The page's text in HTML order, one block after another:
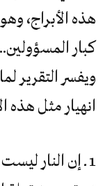
هذه الأبراج،
كبار المسؤولين..
ويفسر التقرير
انهيار مثل هذه
1 ـ إن النار